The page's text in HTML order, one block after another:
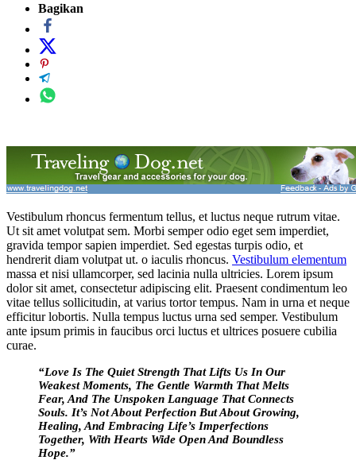
Bagikan
Vestibulum rhoncus fermentum tellus, et luctus neque rutrum vitae.
Ut sit amet volutpat sem. Morbi semper odio eget sem imperdiet,
gravida tempor sapien imperdiet. Sed egestas turpis odio, et
hendrerit diam volutpat ut. o iaculis rhoncus. Vestibulum elementum
massa et nisi ullamcorper, sed lacinia nulla ultricies. Lorem ipsum
dolor sit amet, consectetur adipiscing elit. Praesent condimentum leo
vitae tellus sollicitudin, at varius tortor tempus. Nam in urna et neque
efficitur lobortis. Nulla tempus luctus urna sed semper. Vestibulum
ante ipsum primis in faucibus orci luctus et ultrices posuere cubilia
curae.
“Love Is The Quiet Strength That Lifts Us In Our
Weakest Moments, The Gentle Warmth That Melts
Fear, And The Unspoken Language That Connects
Souls. It’s Not About Perfection But About Growing,
Healing, And Embracing Life’s Imperfections
Together, With Hearts Wide Open And Boundless
Hope.”